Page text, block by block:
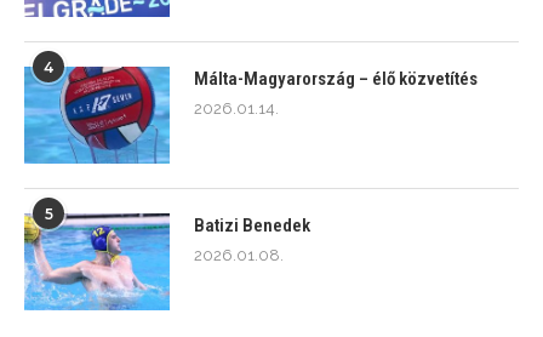
4
Málta-Magyarország – élő közvetítés
2026.01.14.
5
Batizi Benedek
2026.01.08.